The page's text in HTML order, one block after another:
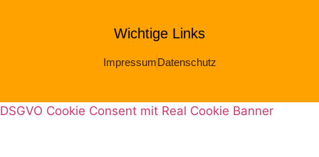
Wichtige Links
ImpressumDatenschutz
DSGVO Cookie Consent mit Real Cookie Banner